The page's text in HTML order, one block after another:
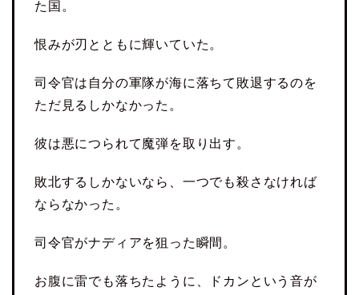
た国。
恨みが刃とともに輝いていた。
司令官は自分の軍隊が海に落ちて敗退するのを
ただ見るしかなかった。
彼は悪につられて魔弾を取り出す。
敗北するしかないなら、一つでも殺さなければ
ならなかった。
司令官がナディアを狙った瞬間。
お腹に雷でも落ちたように、ドカンという音が